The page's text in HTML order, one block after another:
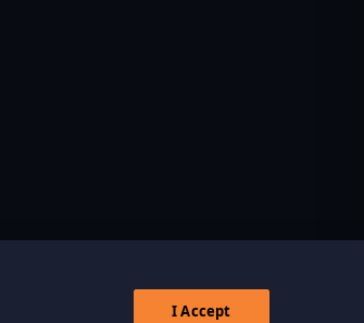
I Accept